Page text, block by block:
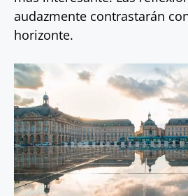
audazmente contrastarán
horizonte.